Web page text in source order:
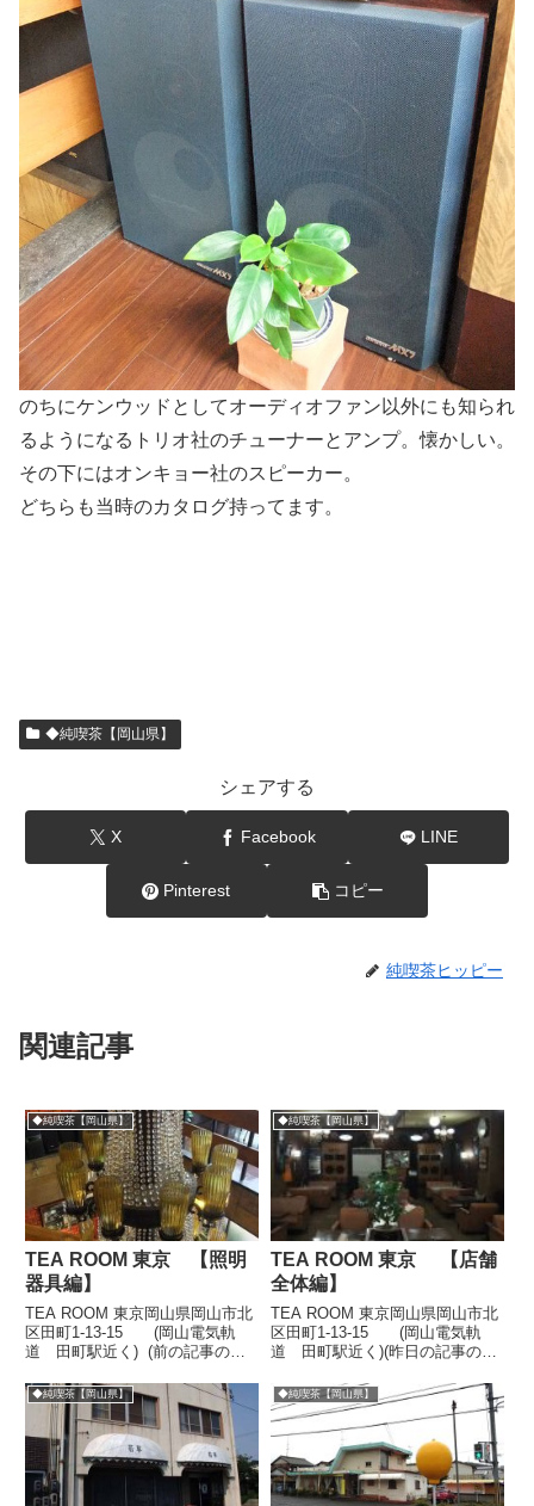
のちにケンウッドとしてオーディオファン以外にも知られ
るようになるトリオ社のチューナーとアンプ。懐かしい。
その下にはオンキョー社のスピーカー。
どちらも当時のカタログ持ってます。
◆純喫茶【岡山県】
シェアする
X Facebook LINE
Pinterest コピー
純喫茶ヒッピー
関連記事
◆純喫茶【岡山県】
TEA ROOM 東京 【照明
器具編】
TEA ROOM 東京岡山県岡山市北
区田町1-13-15 (岡山電気軌
道 田町駅近く) (前の記事のつ
編
...
◆純喫茶【岡山県】
TEA ROOM 東京 【店舗
全体編】
TEA ROOM 東京岡山県岡山市北
区田町1-13-15 (岡山電気軌
道 田町駅近く)(昨日の記事の続
すばらしさに唖然とした店内の模
様です。まずは店内全体図編。一
階。中央に立つと、照明器具やオ
ーディオスヒーカ...
◆純喫茶【岡山県】 ◆純喫茶【岡山県】